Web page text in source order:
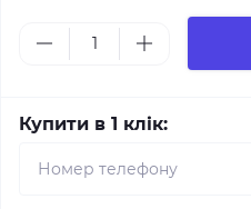
Купити в 1 клік: